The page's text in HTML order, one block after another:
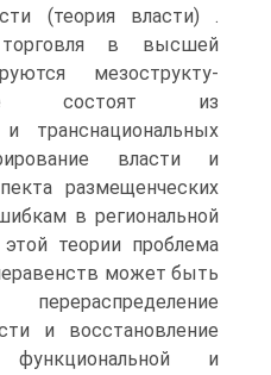
(теория власти) .
в высшей
мезострукту-
состоят из
и транснациональных
власти и
размещенческих
в региональной
теории проблема
может быть
и восстановление
и